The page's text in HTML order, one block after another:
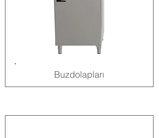
Buzdolapları